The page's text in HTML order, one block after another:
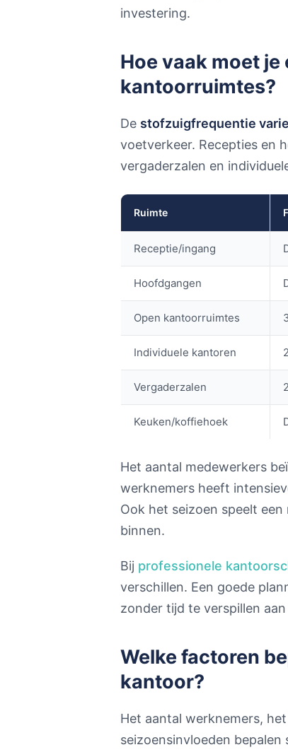
investering.
Hoe vaak moet
kantoorruimtes?
De stofzuigfrequentie
voetverkeer. Recepties en
vergaderzalen en
Ruimte
Receptie/ingang
Hoofdgangen
Open kantoorruimtes
Individuele kantoren
Vergaderzalen
Keuken/koffiehoek
Het aantal medewerkers
werknemers heeft
Ook het seizoen speelt
binnen.
Bij professionele
verschillen. Een goede
zonder tijd te verspillen
Welke factoren
kantoor?
Het aantal werknemers,
seizoensinvloeden